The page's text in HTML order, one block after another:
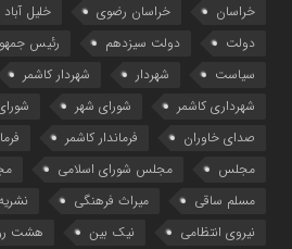
خراسان
خراسان رضوی خلیل آباد
دولت
دولت سیزدهم رئیس
سیاست
شهردار شهردار کاشمر
شهرداری کاشمر
شورای شهر
صدای خاوران
فرماندار کاشمر
مجلس
مجلس شورای اسلامی
مسلم ساقی
میراث فرهنگی
نیروی انتظامی
نیک بین هشت